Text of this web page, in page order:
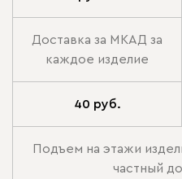
Доставка за МКАД за
каждое изделие
40 руб.
Подъем на этажи
частный